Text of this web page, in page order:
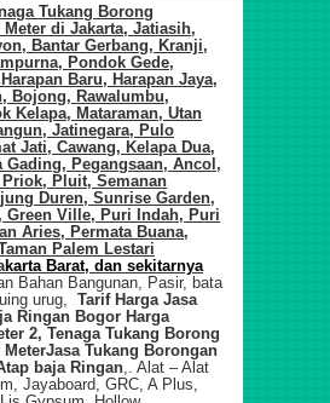
Tukang Borong
Meter di Jakarta, Jatiasih,
Bantar Gerbang, Kranji,
Pondok Gede,
Baru, Harapan Jaya,
Bojong, Rawalumbu,
Kelapa, Mataraman, Utan
Jatinegara, Pulo
Jati, Cawang, Kelapa Dua,
Gading, Pegangsaan, Ancol,
Pluit, Semanan
Duren, Sunrise Garden,
Green Ville, Puri Indah, Puri
Aries, Permata Buana,
Palem Lestari
karta Barat, dan sekitarnya
Bahan Bangunan, Pasir, bata
urug, Tarif Harga Jasa
Ringan Bogor Harga
2, Tenaga Tukang Borong
MeterJasa Tukang Borongan
baja Ringan
Alat – Alat
Jayaboard, GRC, A Plus,